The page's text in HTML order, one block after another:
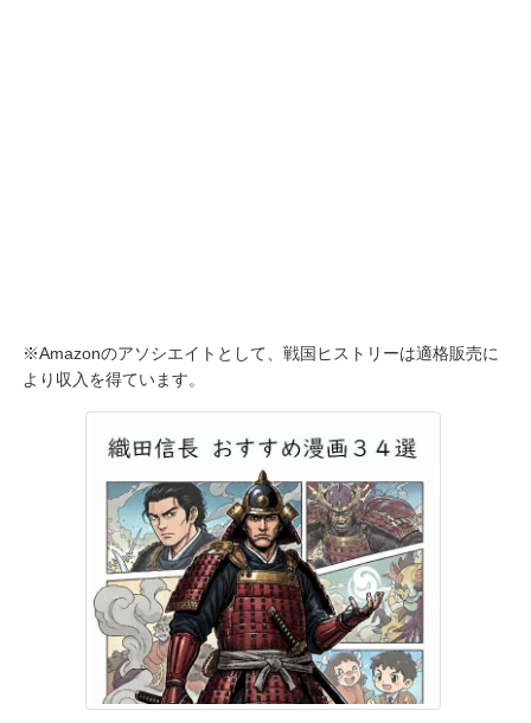
※Amazonのアソシエイトとして、戦国ヒストリーは適格販売に
より収入を得ています。